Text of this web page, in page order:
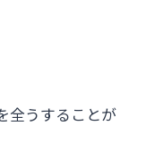
全うすることが